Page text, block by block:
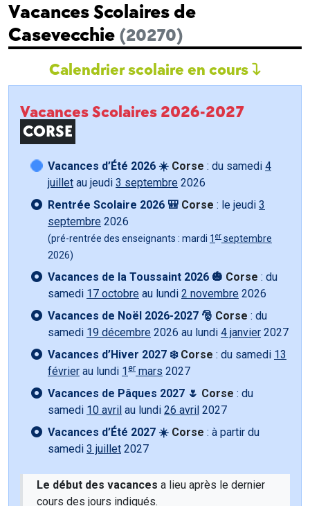
Vacances Scolaires de
Casevecchie (20270)
Calendrier scolaire en cours
Vacances Scolaires 2026-2027
CORSE
Vacances d’Été 2026 ☀️ Corse : du samedi 4
juillet au jeudi 3 septembre 2026
Rentrée Scolaire 2026 🎒 Corse : le jeudi 3
septembre 2026
(pré-rentrée des enseignants : mardi 1 er septembre
2026)
Vacances de la Toussaint 2026 🎃 Corse : du
samedi 17 octobre au lundi 2 novembre 2026
Vacances de Noël 2026-2027 🎅 Corse : du
samedi 19 décembre 2026 au lundi 4 janvier 2027
Vacances d’Hiver 2027 ❄️ Corse : du samedi 13
février au lundi 1 er mars 2027
Vacances de Pâques 2027 🌷 Corse : du
samedi 10 avril au lundi 26 avril 2027
Vacances d’Été 2027 ☀️ Corse : à partir du
samedi 3 juillet 2027
Le début des vacances a lieu après le dernier
cours des jours indiqués.